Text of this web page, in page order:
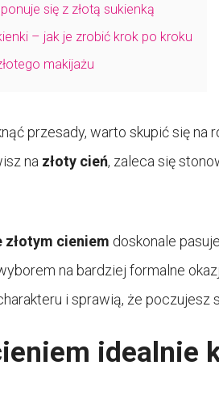
się z złotą sukienką
– jak je zrobić krok po kroku
makijażu
przesady, warto skupić się na
na złoty cień, zaleca się
złotym cieniem doskonale
na bardziej formalne
i sprawią, że poczujesz
idealnie